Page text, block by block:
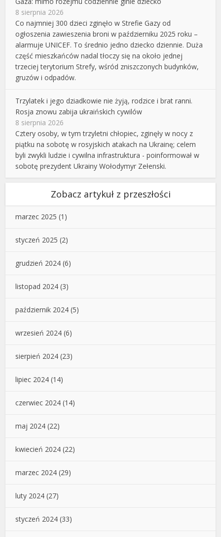
8 sierpnia 2026
Co najmniej 300 dzieci zginęło w Strefie Gazy od
ogłoszenia zawieszenia broni w październiku 2025 roku –
alarmuje UNICEF. To średnio jedno dziecko dziennie. Duża
część mieszkańców nadal tłoczy się na około jednej
trzeciej terytorium Strefy, wśród zniszczonych budynków,
gruzów i odpadów.
Trzylatek i jego dziadkowie nie żyją, rodzice i brat ranni.
Rosja znowu zabija ukraińskich cywilów
8 sierpnia 2026
Cztery osoby, w tym trzyletni chłopiec, zginęły w nocy z
piątku na sobotę w rosyjskich atakach na Ukrainę; celem
byli zwykli ludzie i cywilna infrastruktura - poinformował w
sobotę prezydent Ukrainy Wołodymyr Zełenski.
Zobacz artykuł z przeszłości
marzec 2025 (1)
styczeń 2025 (2)
grudzień 2024 (6)
listopad 2024 (3)
październik 2024 (5)
wrzesień 2024 (6)
sierpień 2024 (23)
lipiec 2024 (14)
czerwiec 2024 (14)
maj 2024 (22)
kwiecień 2024 (22)
marzec 2024 (29)
luty 2024 (27)
styczeń 2024 (33)